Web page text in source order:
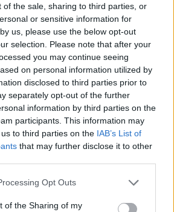
of the sale, sharing to third parties, or
or sensitive information for
us, please use the below opt-out
selection. Please note that after your
you may continue seeing
on personal information utilized by
disclosed to third parties prior to
separately opt-out of the further
information by third parties on the
participants. This information may
to third parties on the IAB’s List of
that may further disclose it to other
website/app uses one or more Google
or usage behaviour. You may click to
Opt Outs
of the Sharing of my
ułamkowymi
zabój?
żabi pałac?